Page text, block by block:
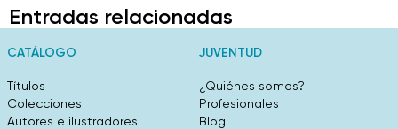
Entradas relacionadas
CATÁLOGO
Títulos
Colecciones
Autores e ilustradores
JUVENTUD
¿Quiénes somos?
Profesionales
Blog